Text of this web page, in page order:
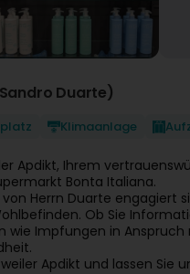
Duarte)
Klimaanlage
Apdikt, Ihrem
Bonta Italiana.
Herrn Duarte
Ob Sie
wie Impfungen in
Apdikt und lassen